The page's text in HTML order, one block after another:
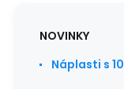
NOVINKY
Náplasti s